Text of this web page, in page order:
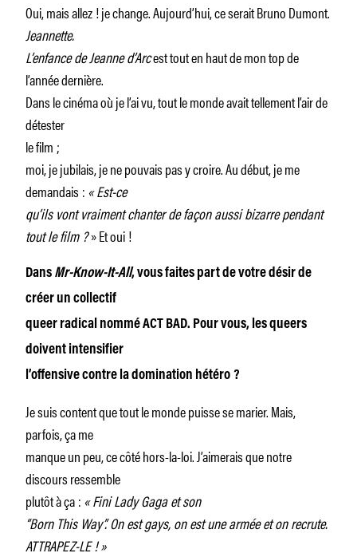
Oui, mais allez ! je change. Aujourd’hui, ce serait Bruno Dumont.
Jeannette.
L’enfance de Jeanne d’Arcest tout en haut de mon top de
l’année dernière.
Dans le cinéma où je l’ai vu, tout le monde avait tellement l’air de
détester
le film ;
moi, je jubilais, je ne pouvais pas y croire. Au début, je me
demandais : «Est-ce
qu’ils vont vraiment chanter de façon aussi bizarre pendant
tout le film ?» Et oui !
Dans Mr-Know-It-All, vous faites part de votre désir de
créer un collectif
queer radical nommé ACT BAD. Pour vous, les queers
doivent intensifier
l’offensive contre la domination hétéro ?
Je suis content que tout le monde puisse se marier. Mais,
parfois, ça me
manque un peu, ce côté hors-la-loi. J’aimerais que notre
discours ressemble
plutôt à ça : «Fini Lady Gaga et son
“Born This Way”. On est gays, on est une armée et on recrute.
ATTRAPEZ-LE !»